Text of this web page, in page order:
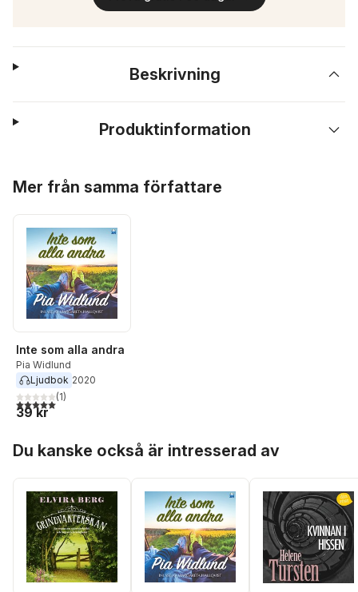
Beskrivning
Produktinformation
Mer från samma författare
Inte som alla andra
Pia Widlund
Ljudbok 2020
5,0utav 5 stjärnor. Totalt antal röster:
(1)
39 kr
Du kanske också är intresserad av